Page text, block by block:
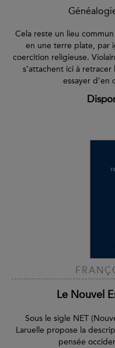
Cela reste un lieu
en une terre plate, par
coercition religieuse.
s’attachent ici à
essayer d’en
Le Nouvel
Sous le sigle NET
Laruelle propose la
pensée